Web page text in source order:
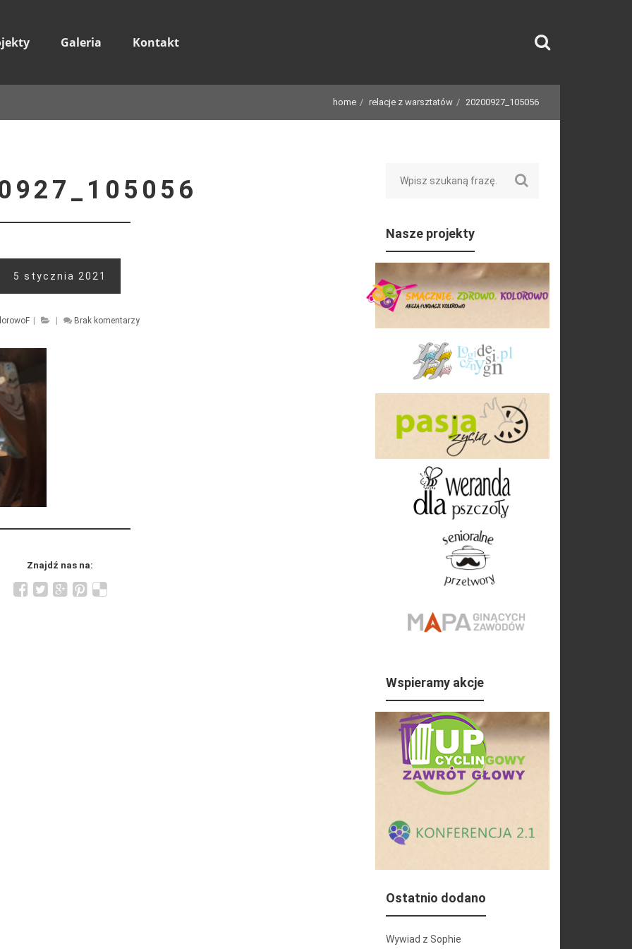
Galeria Kontakt
home relacje z warsztatów 20200927_105056
5 stycznia 2021
Brak komentarzy
Znajdź nas na:
Nasze projekty
Wspieramy akcje
Ostatnio dodano
Wywiad z Sophie